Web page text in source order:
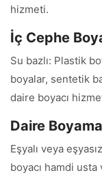
hizmeti.
İç Cephe
Su bazlı: Plastik
boyalar, sentetik
daire boyacı
Daire
Eşyalı veya
boyacı hamdi